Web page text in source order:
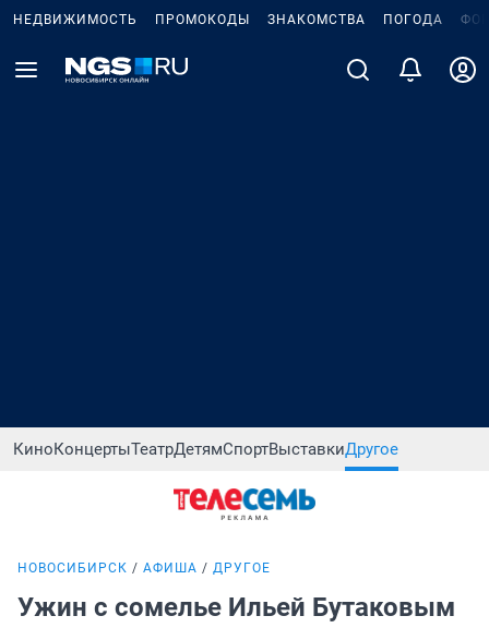
НЕДВИЖИМОСТЬ ПРОМОКОДЫ ЗНАКОМСТВА ПОГОДА
КиноКонцертыТеатрДетямСпортВыставкиДругое
НОВОСИБИРСК АФИША ДРУГОЕ
Ужин с сомелье Ильей Бутаковым